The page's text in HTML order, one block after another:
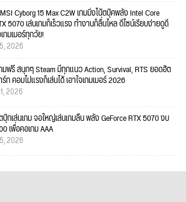
Cyborg 15 Max C2W เกมมิ่งโน้ตบุ๊คพลัง Intel Core
5070 เล่นเกมก็เร็วแรง ทำงานก็ลื่นไหล ดีไซน์เรียบง่ายดูดี
กมเมอร์ทุกวัย!
2026
มฟรี สนุกๆ Steam มีทุกแนว Action, Survival, RTS ยอดฮิต
ท คอมไม่แรงก็เล่นได้ เอาใจเกมเมอร์ 2026
2026
บุ๊กเล่นเกม จอใหญ่เล่นเกมลื่น พลัง GeForce RTX 5070 งบ
เพื่อคอเกม AAA
2026